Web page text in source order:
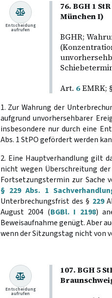
76. BGH 1
München I)
BGHR;
Art. 6EMRK;
Entscheidung
aufrufen
1. Zur Wahrung der
aufgrund unvorhersehbarer
insbesondere nur durch eine
Abs. 1 StPO gefördert werden
2. Eine Hauptverhandlung gilt
nicht wegen Überschreitung
Fortsetzungstermin zur Sache
§ 229 Abs. 1
Unterbrechungsfrist des § 229
August 2004 (BGBl. I 2198)
Beweisaufnahme genügt. Aber
wenn der Sitzungstag nicht von
107. BGH 5
Entscheidung
aufrufen